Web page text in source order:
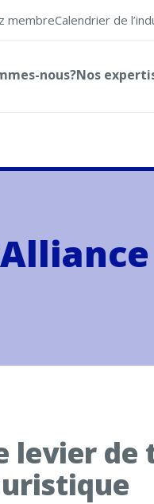
membreCalendrier de
nous?Nos
levier